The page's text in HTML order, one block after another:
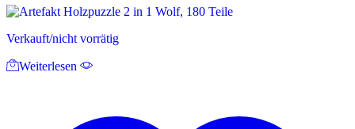
Verkauft/nicht vorrätig
Weiterlesen